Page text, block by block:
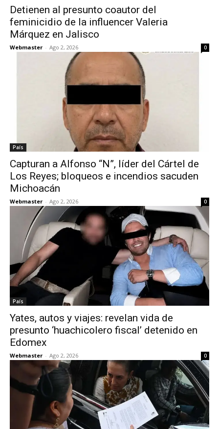
Detienen al presunto coautor del
feminicidio de la influencer Valeria
Márquez en Jalisco
Webmaster - Ago 2, 2026 0
País
Capturan a Alfonso “N”, líder del Cártel de
Los Reyes; bloqueos e incendios sacuden
Michoacán
Webmaster - Ago 2, 2026 0
País
Yates, autos y viajes: revelan vida de
presunto ‘huachicolero fiscal’ detenido en
Edomex
Webmaster - Ago 2, 2026 0